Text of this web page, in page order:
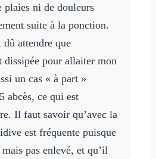
plaies ni de douleurs
suite à la ponction.
dû attendre que
dissipée pour allaiter mon
un cas « à part »
abcès, ce qui est
Il faut savoir qu’avec la
est fréquente puisque
pas enlevé, et qu’il